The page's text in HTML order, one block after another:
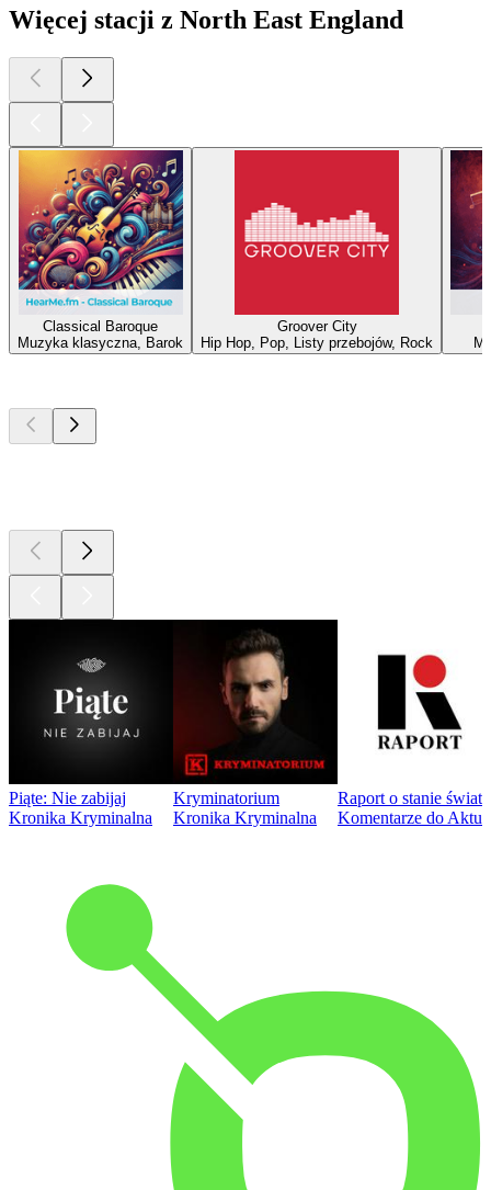
Więcej stacji z North East England
Classical Baroque
Muzyka klasyczna, Barok
Groover City
Hip Hop, Pop, Listy przebojów, Rock
Piąte: Nie zabijaj
Kronika Kryminalna
Kryminatorium
Kronika Kryminalna
Raport o stanie
Komentarze do